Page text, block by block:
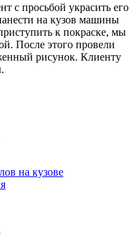
с просьбой украсить его
на кузов машины
к покраске, мы
После этого провели
рисунок. Клиенту
на кузове